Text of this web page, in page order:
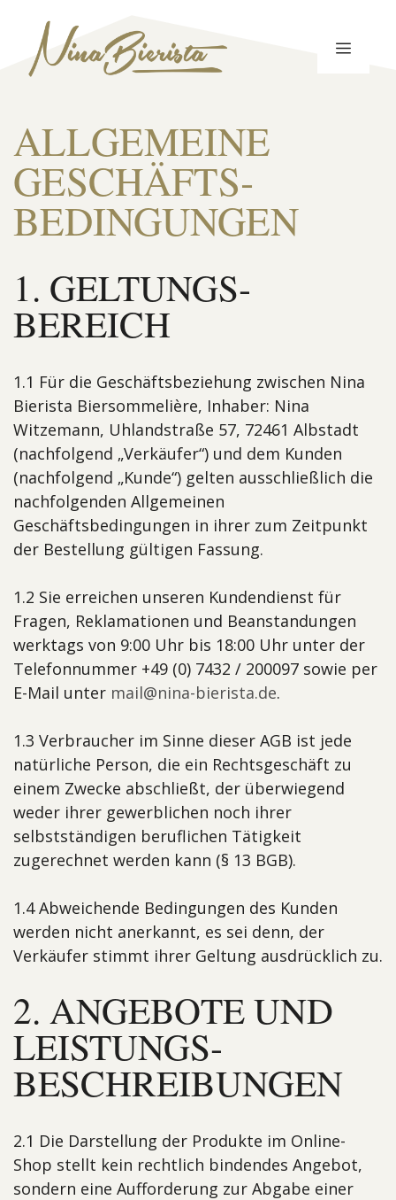
Inhalt
springen
MENÜ
ALLGEMEINE
GESCHÄFTS­
BEDINGUNGEN
1. GELTUNGS­
BEREICH
1.1 Für die Geschäftsbeziehung zwischen Nina
Bierista Biersommelière, Inhaber: Nina
Witzemann, Uhlandstraße 57, 72461 Albstadt
(nachfolgend „Verkäufer“) und dem Kunden
(nachfolgend „Kunde“) gelten ausschließlich die
nachfolgenden Allgemeinen
Geschäftsbedingungen in ihrer zum Zeitpunkt
der Bestellung gültigen Fassung.
1.2 Sie erreichen unseren Kundendienst für
Fragen, Reklamationen und Beanstandungen
werktags von 9:00 Uhr bis 18:00 Uhr unter der
Telefonnummer +49 (0) 7432 / 200097 sowie per
E-Mail unter mail@nina-bierista.de.
1.3 Verbraucher im Sinne dieser AGB ist jede
natürliche Person, die ein Rechtsgeschäft zu
einem Zwecke abschließt, der überwiegend
weder ihrer gewerblichen noch ihrer
selbstständigen beruflichen Tätigkeit
zugerechnet werden kann (§ 13 BGB).
1.4 Abweichende Bedingungen des Kunden
werden nicht anerkannt, es sei denn, der
Verkäufer stimmt ihrer Geltung ausdrücklich zu.
2. ANGEBOTE UND
LEISTUNGS­
BESCHREI­BUNGEN
2.1 Die Darstellung der Produkte im Online-
Shop stellt kein rechtlich bindendes Angebot,
sondern eine Aufforderung zur Abgabe einer